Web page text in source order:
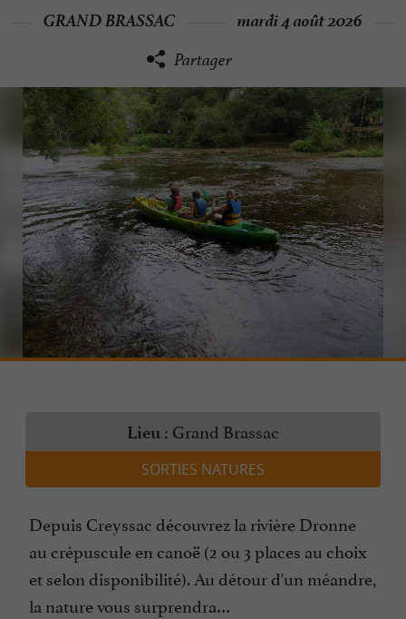
GRAND BRASSAC mardi 4 août 2026
Partager
Lieu : Grand Brassac
SORTIES NATURES
Depuis Creyssac découvrez la rivière Dronne
au crépuscule en canoë (2 ou 3 places au choix
et selon disponibilité). Au détour d'un méandre,
la nature vous surprendra…